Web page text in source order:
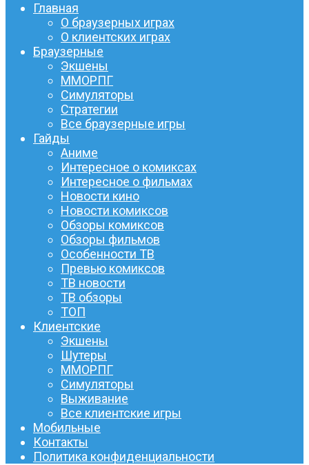
Главная
О браузерных играх
О клиентских играх
Браузерные
Экшены
ММОРПГ
Симуляторы
Стратегии
Все браузерные игры
Гайды
Аниме
Интересное о комиксах
Интересное о фильмах
Новости кино
Новости комиксов
Обзоры комиксов
Обзоры фильмов
Особенности ТВ
Превью комиксов
ТВ новости
ТВ обзоры
ТОП
Клиентские
Экшены
Шутеры
ММОРПГ
Симуляторы
Выживание
Все клиентские игры
Мобильные
Контакты
Политика конфиденциальности